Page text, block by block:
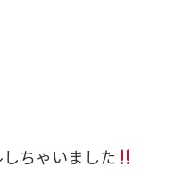
ちゃいました